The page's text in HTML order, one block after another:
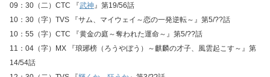
09：30（二）CTC 『武神』第19/56話
10：30（字）TVS 『サム、マイウェイ～恋の一発逆転～』第5/??話
10：55（字）CTC 『黄金の庭～奪われた運命～』第5/??話
11：04（字）MX 『琅琊榜（ろうやぼう）～麒麟の才子、風雲起こす～』第
14/54話